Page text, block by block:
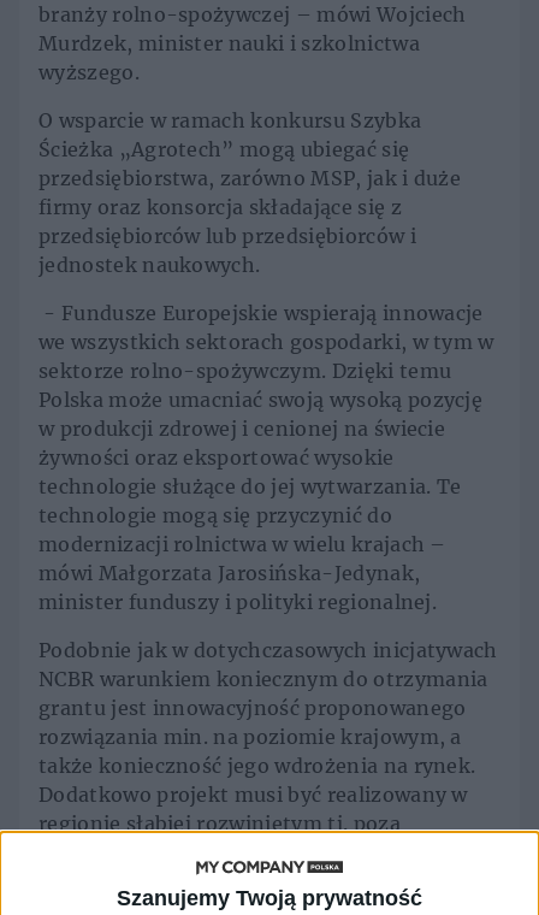
Szanujemy Twoją prywatność
branży rolno-spożywczej – mówi Wojciech
Murdzek, minister nauki i szkolnictwa
wyższego.
O wsparcie w ramach konkursu Szybka
Ścieżka „Agrotech” mogą ubiegać się
przedsiębiorstwa, zarówno MSP, jak i duże
firmy oraz konsorcja składające się z
przedsiębiorców lub przedsiębiorców i
jednostek naukowych.
- Fundusze Europejskie wspierają innowacje
we wszystkich sektorach gospodarki, w tym w
sektorze rolno-spożywczym. Dzięki temu
Polska może umacniać swoją wysoką pozycję
w produkcji zdrowej i cenionej na świecie
żywności oraz eksportować wysokie
technologie służące do jej wytwarzania. Te
technologie mogą się przyczynić do
modernizacji rolnictwa w wielu krajach –
mówi Małgorzata Jarosińska-Jedynak,
minister funduszy i polityki regionalnej.
Podobnie jak w dotychczasowych inicjatywach
NCBR warunkiem koniecznym do otrzymania
grantu jest innowacyjność proponowanego
rozwiązania min. na poziomie krajowym, a
także konieczność jego wdrożenia na rynek.
Dodatkowo projekt musi być realizowany w
regionie słabiej rozwiniętym tj. poza
- Określenie „made in Poland” w przypadku